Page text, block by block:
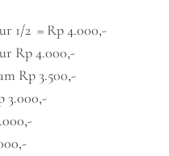
1/2 = Rp 4.000,-
Rp 4.000,-
Rp 3.500,-
3.000,-